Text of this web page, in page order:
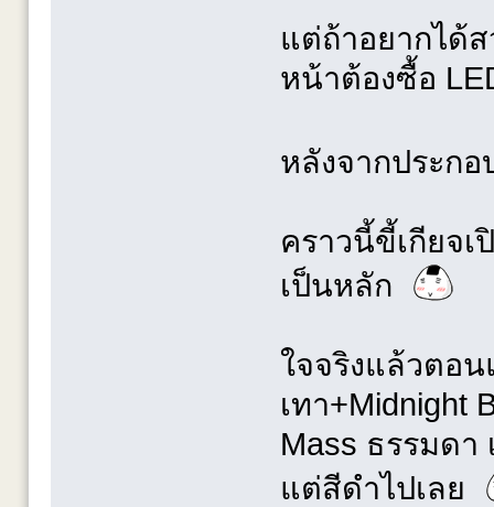
แต่ถ้าอยากได้
หน้าต้องซื้อ
หลังจากประก
คราวนี้ขี้เกียจเ
เป็นหลัก
ใจจริงแล้วตอ
เทา+Midnight
Mass ธรรมดา
แต่สีดำไปเลย